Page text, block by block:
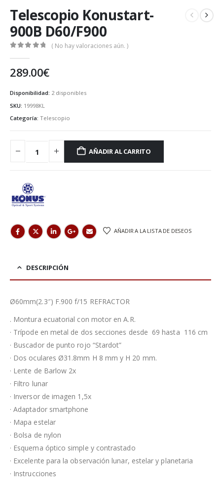
Telescopio Konustart-
900B D60/F900
( No hay valoraciones aún. )
289.00€
Disponibilidad: 2 disponibles
SKU: 19998KL
Categoría: Telescopio
AÑADIR AL CARRITO
AÑADIR A LA LISTA DE DESEOS
DESCRIPCIÓN
Ø60mm(2.3″) F.900 f/15 REFRACTOR
. Montura ecuatorial con motor en A.R.
· Trípode en metal de dos secciones desde 69 hasta 116 cm
· Buscador de punto rojo “Stardot”
· Dos oculares Ø31.8mm H 8 mm y H 20 mm.
· Lente de Barlow 2x
· Filtro lunar
· Inversor de imagen 1,5x
· Adaptador smartphone
· Mapa estelar
· Bolsa de nylon
· Esquema óptico simple y contrastado
· Excelente para la observación lunar, estelar y planetaria
· Instrucciones